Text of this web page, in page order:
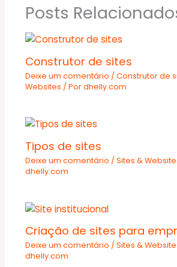
Posts
Construtor de sites
Deixe um comentário / Construtor de
Websites / Pordhelly.com
Tipos de sites
Deixe um comentário / Sites &
dhelly.com
Criação de sites para
Deixe um comentário / Sites &
dhelly.com